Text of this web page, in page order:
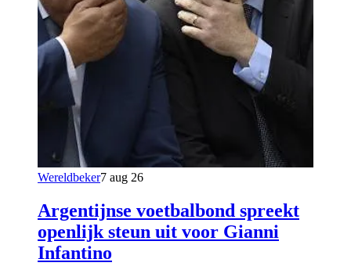
Wereldbeker7 aug 26
Argentijnse voetbalbond spreekt
openlijk steun uit voor Gianni
Infantino